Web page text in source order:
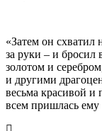
«Затем он схватил
за руки – и
золотом и
и другими
весьма красивой и
всем пришлась ему